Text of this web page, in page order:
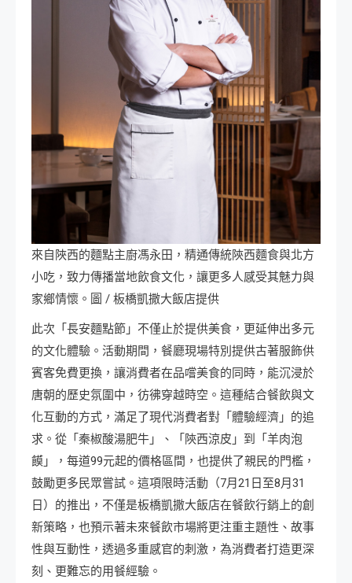
來自陜西的麵點主廚馮永田，精通傳統陝西麵食與北方
小吃，致力傳播當地飲食文化，讓更多人感受其魅力與
家鄉情懷。圖 / 板橋凱撒大飯店提供
此次「長安麵點節」不僅止於提供美食，更延伸出多元
的文化體驗。活動期間，餐廳現場特別提供古著服飾供
賓客免費更換，讓消費者在品嚐美食的同時，能沉浸於
唐朝的歷史氛圍中，彷彿穿越時空。這種結合餐飲與文
化互動的方式，滿足了現代消費者對「體驗經濟」的追
求。從「秦椒酸湯肥牛」、「陝西涼皮」到「羊肉泡
饃」，每道99元起的價格區間，也提供了親民的門檻，
鼓勵更多民眾嘗試。這項限時活動（7月21日至8月31
日）的推出，不僅是板橋凱撒大飯店在餐飲行銷上的創
新策略，也預示著未來餐飲市場將更注重主題性、故事
性與互動性，透過多重感官的刺激，為消費者打造更深
刻、更難忘的用餐經驗。